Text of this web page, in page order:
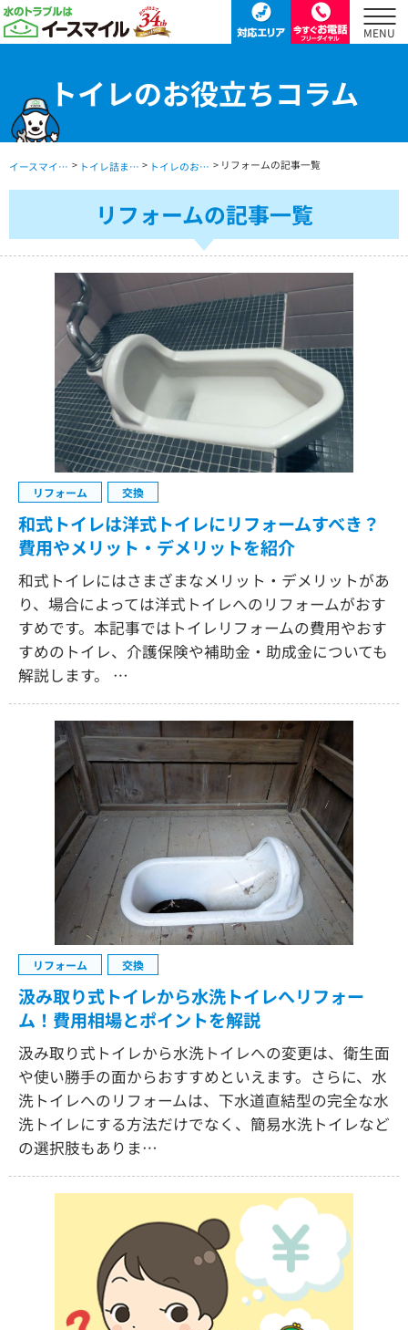
トイレのお役立ちコラム
イースマイル公式サイト TOP > トイレ詰まり・水漏れ・交換修理 TOP > トイレのお役立ちコラム > リフォームの記事一覧
リフォームの記事一覧
リフォーム 交換
和式トイレは洋式トイレにリフォームすべき？
費用やメリット・デメリットを紹介
和式トイレにはさまざまなメリット・デメリットがあ
り、場合によっては洋式トイレへのリフォームがおす
すめです。本記事ではトイレリフォームの費用やおす
すめのトイレ、介護保険や補助金・助成金についても
解説します。 …
リフォーム 交換
汲み取り式トイレから水洗トイレへリフォー
ム！費用相場とポイントを解説
汲み取り式トイレから水洗トイレへの変更は、衛生面
や使い勝手の面からおすすめといえます。さらに、水
洗トイレへのリフォームは、下水道直結型の完全な水
洗トイレにする方法だけでなく、簡易水洗トイレなど
の選択肢もありま…